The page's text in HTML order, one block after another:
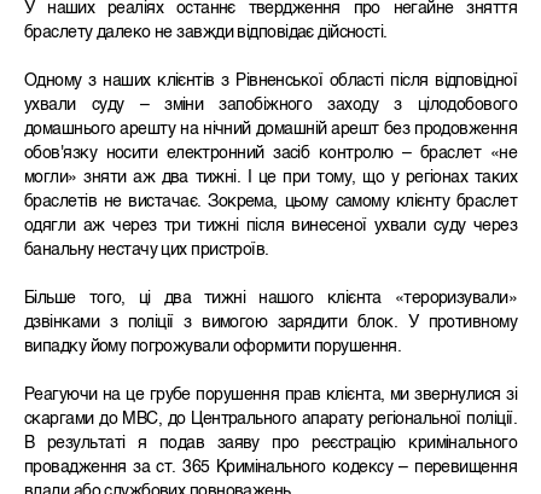
У наших реаліях останнє твердження про негайне зняття
браслету далеко не завжди відповідає дійсності.
Одному з наших клієнтів з Рівненської області після відповідної
ухвали суду – зміни запобіжного заходу з цілодобового
домашнього арешту на нічний домашній арешт без продовження
обов'язку носити електронний засіб контролю – браслет «не
могли» зняти аж два тижні. І це при тому, що у регіонах таких
браслетів не вистачає. Зокрема, цьому самому клієнту браслет
одягли аж через три тижні після винесеної ухвали суду через
банальну нестачу цих пристроїв.
Більше того, ці два тижні нашого клієнта «тероризували»
дзвінками з поліції з вимогою зарядити блок. У противному
випадку йому погрожували оформити порушення.
Реагуючи на це грубе порушення прав клієнта, ми звернулися зі
скаргами до МВС, до Центрального апарату регіональної поліції.
В результаті я подав заяву про реєстрацію кримінального
провадження за ст. 365 Кримінального кодексу – перевищення